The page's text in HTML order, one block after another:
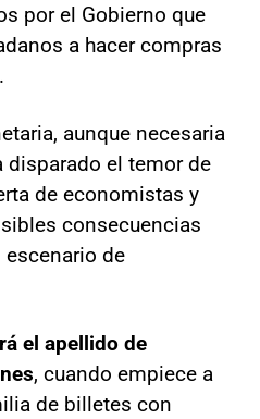
por el Gobierno que
a hacer compras
aunque necesaria
disparado el temor de
de economistas y
consecuencias
escenario de
el apellido de
, cuando empiece a
de billetes con